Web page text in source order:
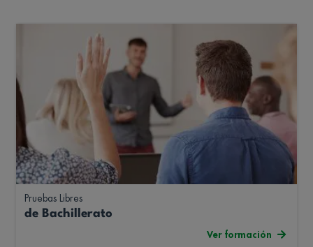
Pruebas Libres
de Bachillerato
Ver formación